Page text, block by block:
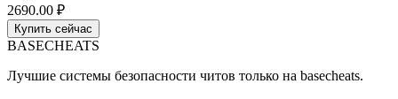
2690.00 ₽
Купить сейчас
BASECHEATS
Лучшие системы безопасности читов только на basecheats.